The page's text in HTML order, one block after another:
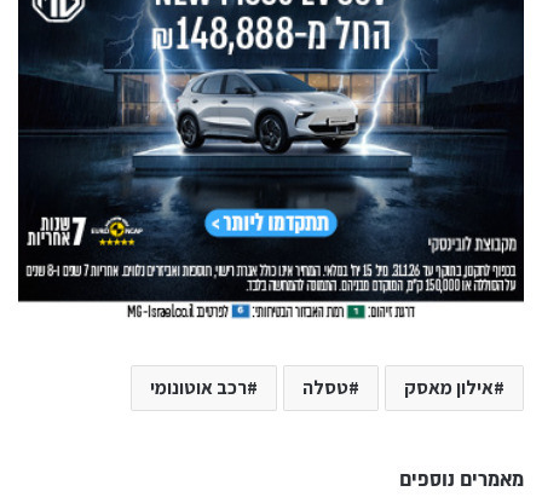
אילון מאסק טסלה רכב אוטונומי
מאמרים נוספים